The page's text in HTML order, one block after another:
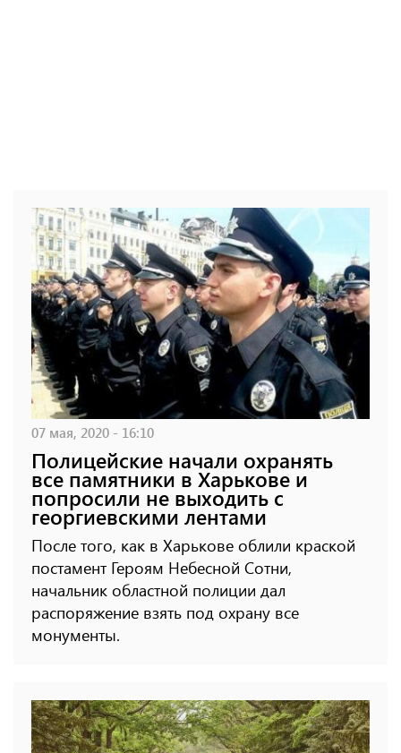
07 мая, 2020 - 16:10
Полицейские начали охранять
все памятники в Харькове и
попросили не выходить с
георгиевскими лентами
После того, как в Харькове облили краской
постамент Героям Небесной Сотни,
начальник областной полиции дал
распоряжение взять под охрану все
монументы.